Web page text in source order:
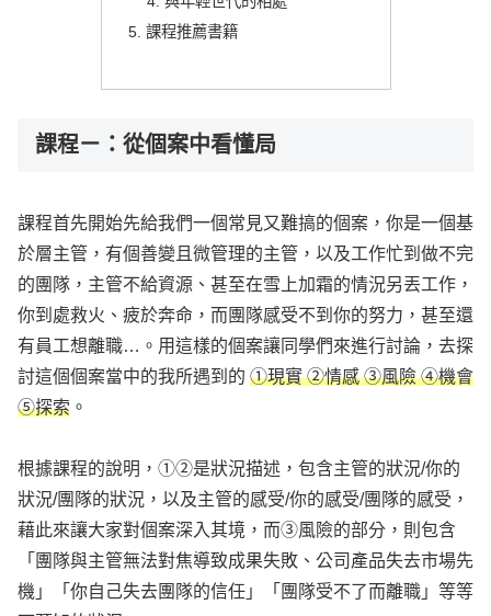
課程推薦書籍
課程ㄧ：從個案中看懂局
課程首先開始先給我們一個常見又難搞的個案，你是一個基
於層主管，有個善變且微管理的主管，以及工作忙到做不完
的團隊，主管不給資源、甚至在雪上加霜的情況另丟工作，
你到處救火、疲於奔命，而團隊感受不到你的努力，甚至還
有員工想離職…。用這樣的個案讓同學們來進行討論，去探
討這個個案當中的我所遇到的 ①現實 ②情感 ③風險 ④機會
⑤探索 。
根據課程的說明，①②是狀況描述，包含主管的狀況/你的
狀況/團隊的狀況，以及主管的感受/你的感受/團隊的感受，
藉此來讓大家對個案深入其境，而③風險的部分，則包含
「團隊與主管無法對焦導致成果失敗、公司產品失去市場先
機」「你自己失去團隊的信任」「團隊受不了而離職」等等